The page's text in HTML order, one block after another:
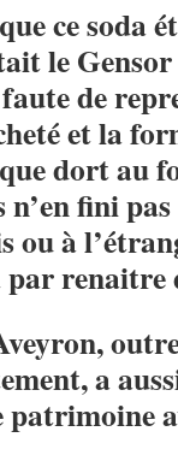
ce soda
le Gensor
de
et la
dort au
fini
ou à
renaitre
a